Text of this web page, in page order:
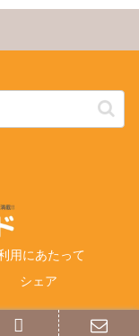
用にあたって
シェア